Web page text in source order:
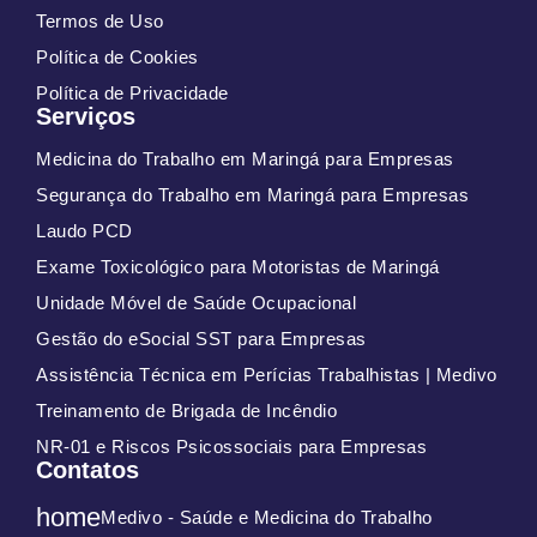
Termos de Uso
Política de Cookies
Política de Privacidade
Serviços
Medicina do Trabalho em Maringá para Empresas
Segurança do Trabalho em Maringá para Empresas
Laudo PCD
Exame Toxicológico para Motoristas de Maringá
Unidade Móvel de Saúde Ocupacional
Gestão do eSocial SST para Empresas
Assistência Técnica em Perícias Trabalhistas | Medivo
Treinamento de Brigada de Incêndio
NR-01 e Riscos Psicossociais para Empresas
Contatos
homeMedivo - Saúde e Medicina do Trabalho